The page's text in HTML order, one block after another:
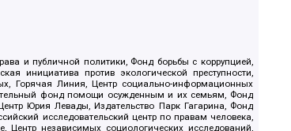
и публичной политики, Фонд борьбы с коррупцией,
инициатива против экологической преступности,
Горячая Линия, Центр социально-информационных
фонд помощи осужденным и их семьям, Фонд
Юрия Левады, Издательство Парк Гагарина, Фонд
исследовательский центр по правам человека,
Центр независимых социологических исследований,